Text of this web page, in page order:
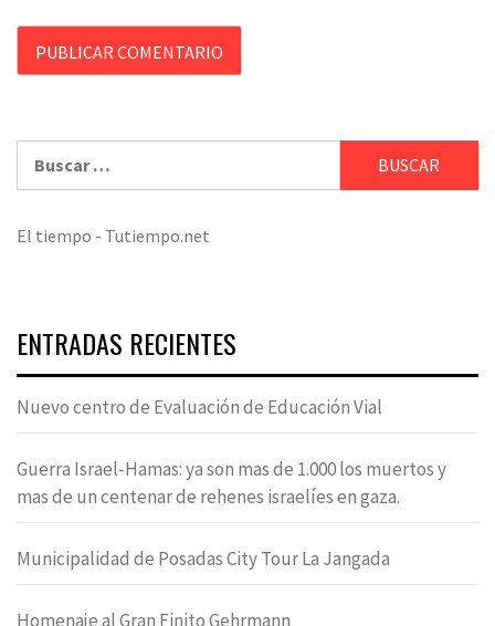
El tiempo - Tutiempo.net
ENTRADAS RECIENTES
Nuevo centro de Evaluación de Educación Vial
Guerra Israel-Hamas: ya son mas de 1.000 los muertos y
mas de un centenar de rehenes israelíes en gaza.
Municipalidad de Posadas City Tour La Jangada
Homenaje al Gran Finito Gehrmann